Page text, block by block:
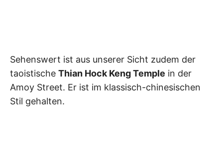
Sehenswert ist aus unserer Sicht zudem der
taoistische Thian Hock Keng Temple in der
Amoy Street. Er ist im klassisch-chinesischen
Stil gehalten.